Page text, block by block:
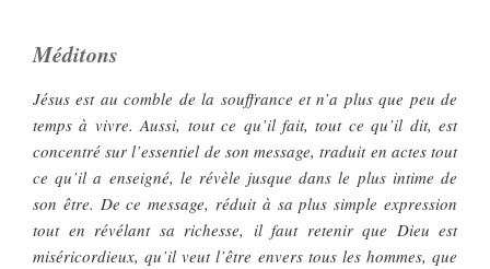
Méditons
Jésus est au comble de la souffrance et n’a plus que peu de
temps à vivre. Aussi, tout ce qu’il fait, tout ce qu’il dit, est
concentré sur l’essentiel de son message, traduit en actes tout
ce qu’il a enseigné, le révèle jusque dans le plus intime de
son être. De ce message, réduit à sa plus simple expression
tout en révélant sa richesse, il faut retenir que Dieu est
miséricordieux, qu’il veut l’être envers tous les hommes, que